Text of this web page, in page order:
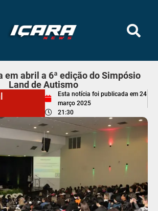
em abril a 6ª edição do Simpósio
Land de Autismo
Esta notícia foi publicada em 24
março 2025
21:30